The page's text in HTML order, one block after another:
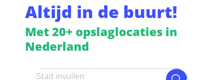
Altijd in de buurt!
Met 20+ opslaglocaties in
Nederland